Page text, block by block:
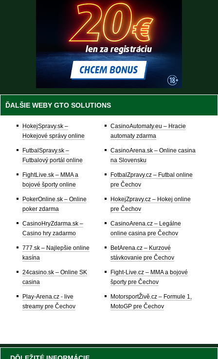
ĎALŠIE WEBY GTO SOLUTIONS
HokejSpravy.sk –
Hokejové správy online
FutbalSpravy.sk –
Futbalový portál online
FightLive.sk – MMA a
bojové športy online
PokerOnline.sk – Online
poker zdarma
CasinoHryZdarma.sk –
Casino hry zadarmo
777.sk – Najlepšie online
kasína
24casino.sk – Online SK
casina
Play-Arena.cz - live
streamy pre Čechov
CasinoAutomaty.eu – Hracie
automaty zdarma
CasinoArena.sk – Online casina
na Slovensku
FotbalZpravy.cz – Futbal online
pre Čechov
HokejZpravy.cz – Hokej online
pre Čechov
CasinoArena.cz – Legálne
online casina pre Čechov
BetArena.cz – Kurzové
stávkovanie pre Čechov
Fight-Live.cz – MMA a bojové
športy pre Čechov
MotorsportŽivě.cz – Formule 1,
MotoGP pre Čechov